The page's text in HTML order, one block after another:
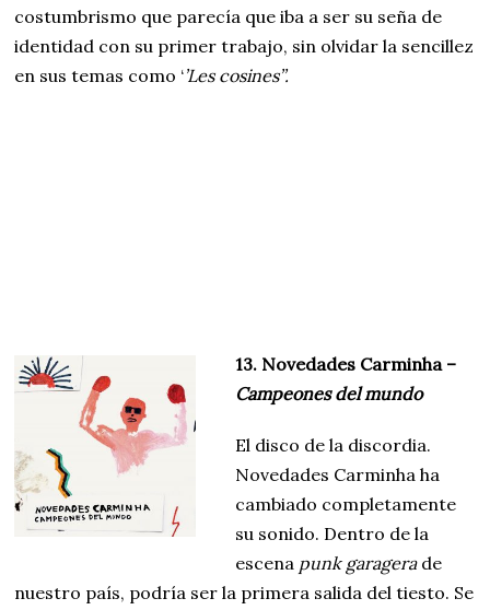
costumbrismo que parecía que iba a ser su seña de
identidad con su primer trabajo, sin olvidar la sencillez
en sus temas como ‘’Les cosines’’.
13. Novedades Carminha –
Campeones del mundo
El disco de la discordia.
Novedades Carminha ha
cambiado completamente
su sonido. Dentro de la
escena punk garagerade
nuestro país, podría ser la primera salida del tiesto. Se